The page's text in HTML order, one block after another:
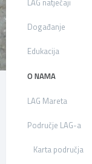
Događanje
Edukacija
O NAMA
LAG Mareta
Područje LAG-a
Karta područja